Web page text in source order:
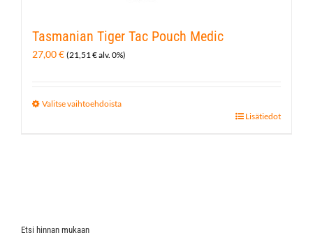
Tasmanian Tiger Tac Pouch Medic
27,00€ (21,51 €alv. 0%)
Valitse vaihtoehdoista
tuotteen
Lisätiedot
Etsi hinnan mukaan